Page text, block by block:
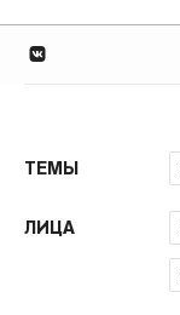
ТЕМЫ
ЛИЦА